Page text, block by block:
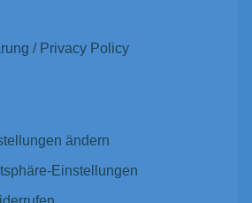
/ Privacy Policy
ändern
Einstellungen